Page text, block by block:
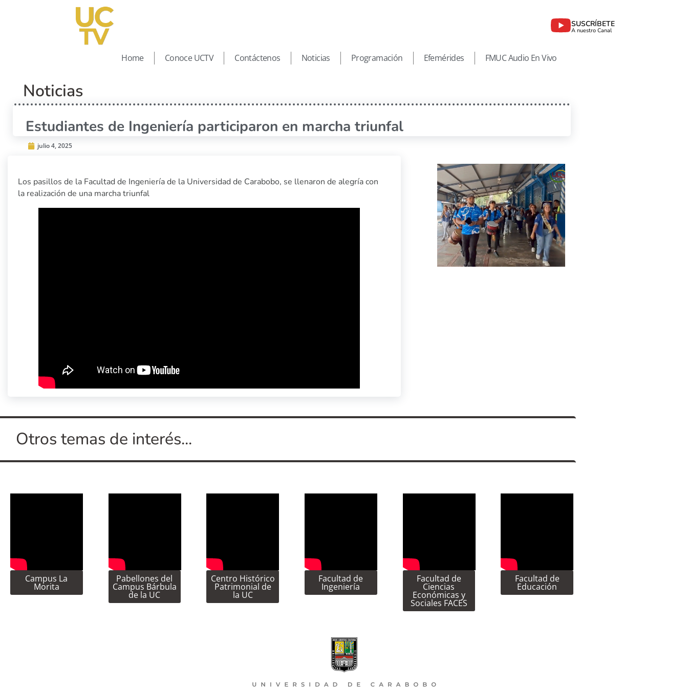
SUSCRÍBETE
A nuestro Canal
Home Conoce UCTV Contáctenos Noticias Programación Efemérides FMUC Audio En Vivo
Noticias
Estudiantes de Ingeniería participaron en marcha triunfal
julio 4, 2025
Los pasillos de la Facultad de Ingeniería de la Universidad de Carabobo, se llenaron de alegría con
la realización de una marcha triunfal
Otros temas de interés...
Campus La
Morita
Pabellones del
Campus Bárbula
de la UC
Centro Histórico
Patrimonial de
la UC
Facultad de
Ingeniería
Facultad de
Ciencias
Económicas y
Sociales FACES
Facultad de
Educación